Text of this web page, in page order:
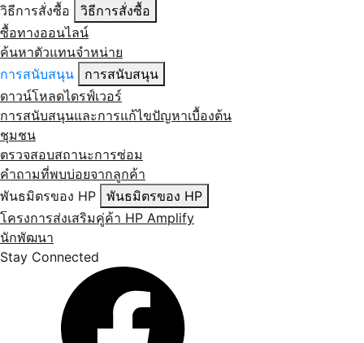
วิธีการสั่งซื้อ
วิธีการสั่งซื้อ
ซื้อทางออนไลน์
ค้นหาตัวแทนจำหน่าย
การสนับสนุน
การสนับสนุน
ดาวน์โหลดไดรฟ์เวอร์
การสนับสนุนและการแก้ไขปัญหาเบื้องต้น
ชุมชน
ตรวจสอบสถานะการซ่อม
คำถามที่พบบ่อยจากลูกค้า
พันธมิตรของ HP
พันธมิตรของ HP
โครงการส่งเสริมคู่ค้า HP Amplify
นักพัฒนา
Stay Connected